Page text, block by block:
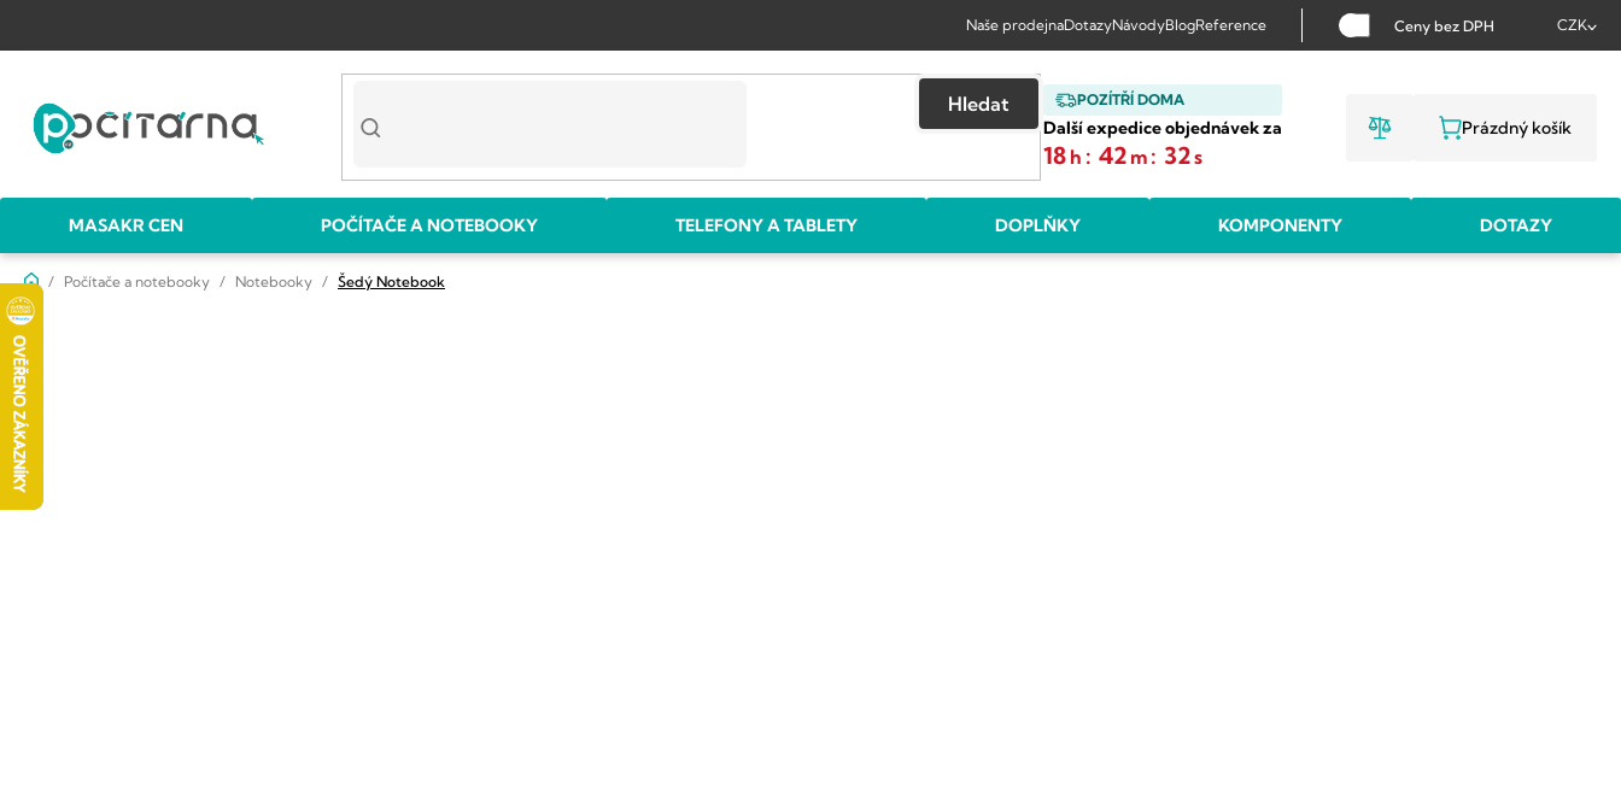
obsah
Naše prodejnaDotazyNávodyBlogReference Ceny bez DPH CZK
POZÍTŘÍ DOMA
Další expedice objednávek za
18 h : 42 m : 31 s
Hledat
NÁKUPNÍ
Prázdný košík
MASAKR CEN POČÍTAČE A NOTEBOOKY TELEFONY A TABLETY DOPLŇKY KOMPONENTY DOTAZY
DomůPočítače a notebooky Notebooky Šedý Notebook
P
o
s
t
r
a